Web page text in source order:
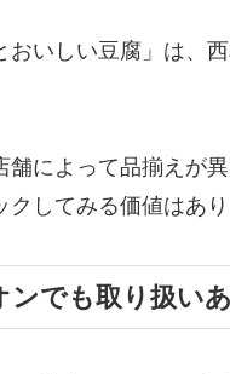
おいしい豆腐」は、
舗によって品揃えが
クしてみる価値はあり
ンでも取り扱い